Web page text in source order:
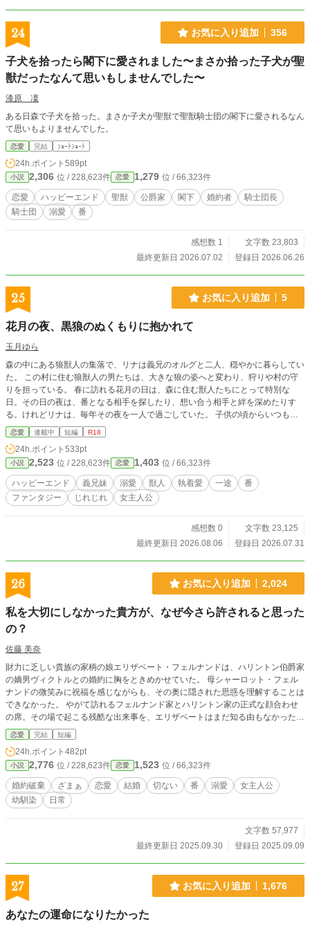
24 お気に入り追加 356
子犬を拾ったら閣下に愛されました〜まさか拾った子犬が聖
獣だったなんて思いもしませんでした〜
漆原 凜
ある日森で子犬を拾った。まさか子犬が聖獣で聖獣騎士団の閣下に愛されるなん
て思いもよりませんでした。
恋愛 完結 ｼｮｰﾄｼｮｰﾄ
24h.ポイント 589pt
小説 2,306 位 / 228,623件 恋愛 1,279 位 / 66,323件
恋愛 ハッピーエンド 聖獣 公爵家 閣下 婚約者
騎士団長
騎士団
溺愛 番
感想数 1
文字数 23,803
最終更新日 2026.07.02
登録日 2026.06.26
25 お気に入り追加 5
花月の夜、黒狼のぬくもりに抱かれて
玉月ゆら
森の中にある狼獣人の集落で、リナは義兄のオルグと二人、穏やかに暮らしてい
た。 この村に住む狼獣人の男たちは、大きな狼の姿へと変わり、狩りや村の守
りを担っている。 春に訪れる花月の日は、森に住む獣人たちにとって特別な
日。その日の夜は、番となる相手を探したり、想い合う相手と絆を深めたりす
る。けれどリナは、毎年その夜を一人で過ごしていた。 子供の頃からいつも自
分をその大きな体で守り、大切にしてくれるオルグ。リナは兄のそばに他の女性
が近づくと落ち着かず、気づけば二人の間に入って邪魔をしてしまう。 リナは
まだ知らない。オルグが向けてくる想いが、家族への情だけではないことを。
成人向けシーンは予告なく入ります。 ムーンライトノベルズ様にも公開してい
ます。
恋愛 連載中 短編 R18
24h.ポイント 533pt
小説 2,523 位 / 228,623件 恋愛 1,403 位 / 66,323件
ハッピーエンド 義兄妹 溺愛 獣人 執着愛 一途
番
ファンタジー
じれじれ 女主人公
感想数 0
文字数 23,125
最終更新日 2026.08.06
登録日 2026.07.31
26 お気に入り追加 2,024
私を大切にしなかった貴方が、なぜ今さら許されると思った
の？
佐藤 美奈
財力に乏しい貴族の家柄の娘エリザベート・フェルナンドは、ハリントン伯爵家
の嫡男ヴィクトルとの婚約に胸をときめかせていた。 母シャーロット・フェル
ナンドの微笑みに祝福を感じながらも、その奥に隠された思惑を理解することは
できなかった。 やがて訪れるフェルナンド家とハリントン家の正式な顔合わせ
の席。その場で起こる残酷な出来事を、エリザベートはまだ知る由もなかった。
魔法とファンタジーの要素が少し漂う日常の中で、周りはほのぼのとした雰囲気
に包まれていた。 腹が立つ相手はみんなざまぁ！ 上流階級の名家が没落。皇
帝、皇后、イケメン皇太子、生意気な態度の皇女に仕返しだ！ 貧乏な男爵家の
力を思い知れ！ 真の姿はクロイツベルク陛下、神聖なる至高の存在。
恋愛 完結 短編
24h.ポイント 482pt
小説 2,776 位 / 228,623件 恋愛 1,523 位 / 66,323件
婚約破棄 ざまぁ 恋愛 結婚 切ない 番 溺愛
女主人公
幼馴染
日常
文字数 57,977
最終更新日 2025.09.30
登録日 2025.09.09
27 お気に入り追加 1,676
あなたの運命になりたかった